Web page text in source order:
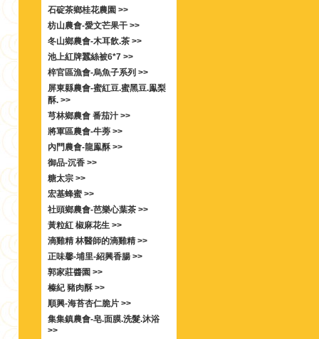
石碇茶鄉桂花農園 >>
枋山農會-愛文芒果干 >>
冬山鄉農會-木耳飲.茶 >>
池上紅牌蠶絲被6*7 >>
梓官區漁會-烏魚子系列 >>
屏東縣農會-蜜紅豆.蜜黑豆.鳯梨
酥. >>
芎林鄉農會 番茄汁 >>
將軍區農會-牛蒡 >>
內門農會-龍鳯酥 >>
御品-沉香 >>
糖太宗 >>
宏基蜂蜜 >>
社頭鄉農會-芭樂心葉茶 >>
黃粒紅 椒麻花生 >>
滴雞精 林醫師的滴雞精 >>
正味馨-埔里-紹興香腸 >>
郭家莊醬園 >>
榛紀 豬肉酥 >>
順興-海苔杏仁脆片 >>
集集鎮農會-皂.面膜.洗髮.沐浴
>>